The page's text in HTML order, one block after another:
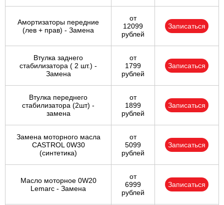
Амортизаторы передние
(лев + прав) - Замена
от
12099
рублей
Записаться
Втулка заднего
стабилизатора ( 2 шт.) -
Замена
от
1799
рублей
Записаться
Втулка переднего
стабилизатора (2шт) -
замена
от
1899
рублей
Записаться
Замена моторного масла
CASTROL 0W30
(синтетика)
от
5099
рублей
Записаться
Масло моторное 0W20
Lemarc - Замена
от
6999
рублей
Записаться